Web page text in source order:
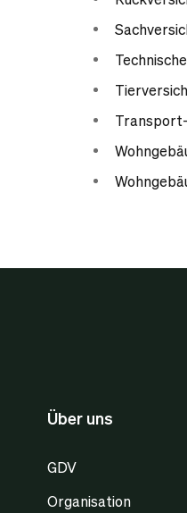
Über uns
GDV
Organisation